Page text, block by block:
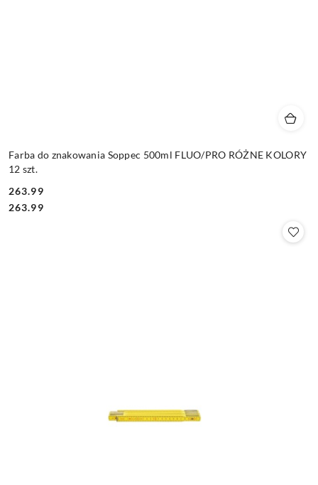
Farba do znakowania Soppec 500ml FLUO/PRO RÓŻNE KOLORY
12 szt.
Cena:
263.99
Cena:
263.99